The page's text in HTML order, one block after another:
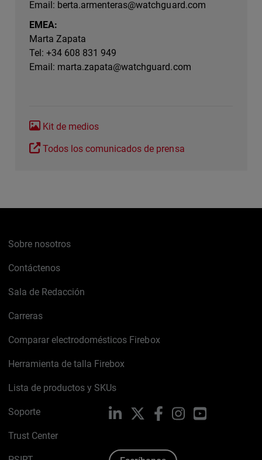
Email: berta.armenteras@watchguard.com
EMEA:
Marta Zapata
Tel: +34 608 831 949
Email: marta.zapata@watchguard.com
Kit de medios
Todos los comunicados de prensa
Sobre nosotros
Contáctenos
Sala de Redacción
Carreras
Comparar electrodomésticos Firebox
Herramienta de talla Firebox
Lista de productos y SKUs
Soporte
Trust Center
LinkedIn FacebookInstagram